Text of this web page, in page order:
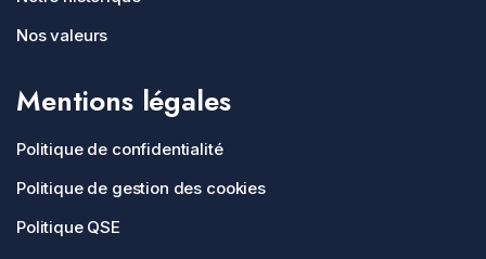
Nos valeurs
Mentions légales
Politique de confidentialité
Politique de gestion des cookies
Politique QSE